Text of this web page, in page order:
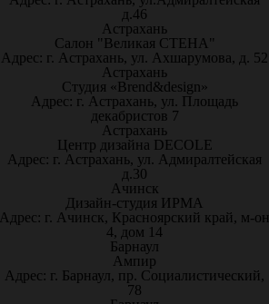
д.46
Астрахань
Салон "Великая СТЕНА"
Адрес: г. Астрахань, ул. Ахшарумова, д. 52
Астрахань
Студия «Brend&design»
Адрес: г. Астрахань, ул. Площадь
декабристов 7
Астрахань
Центр дизайна DECOLE
Адрес: г. Астрахань, ул. Адмиралтейская
д.30
Ачинск
Дизайн-студия ИРМА
Адрес: г. Ачинск, Красноярский край, м-он
4, дом 14
Барнаул
Ампир
Адрес: г. Барнаул, пр. Социалистический,
78